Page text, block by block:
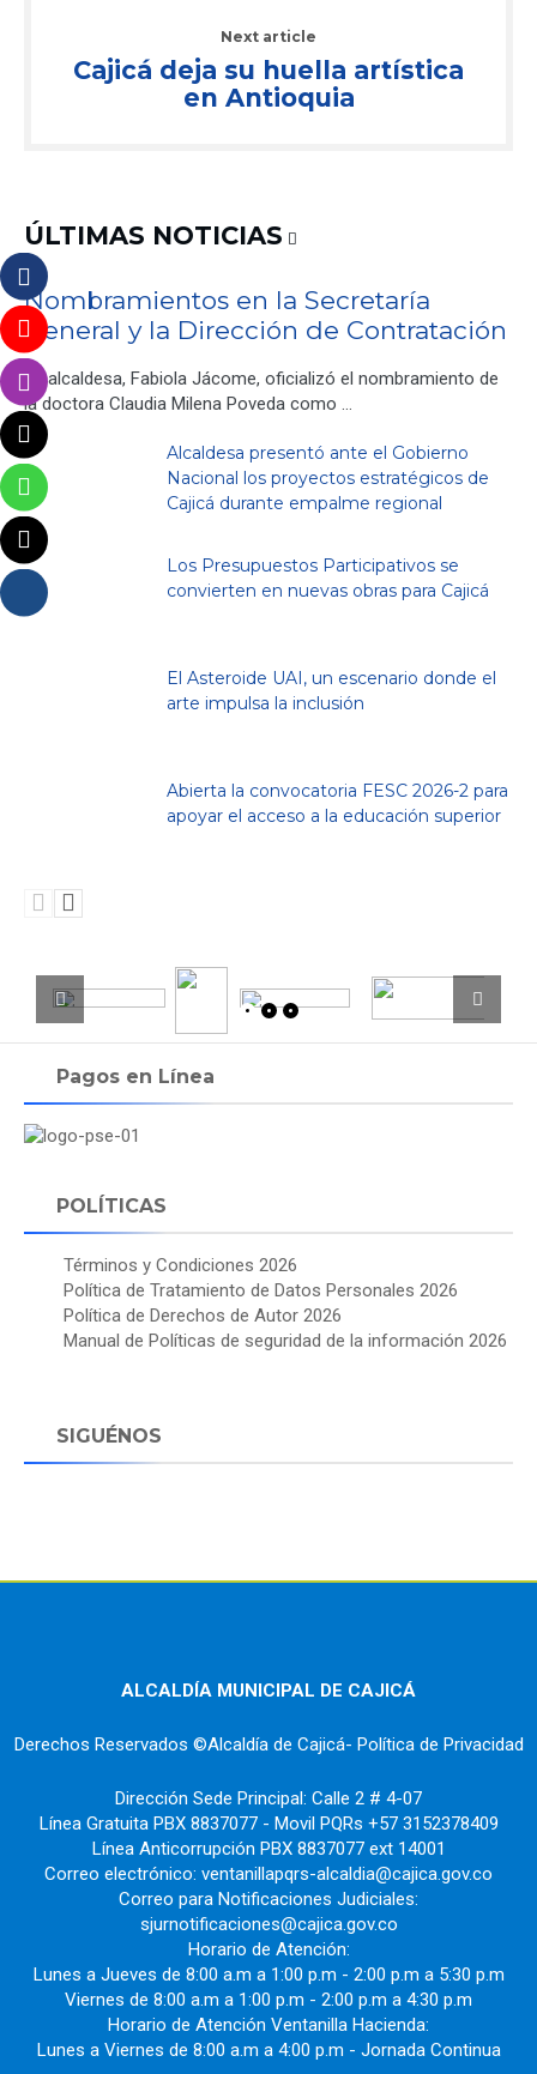
Next article
Cajicá deja su huella artística
en Antioquia
ÚLTIMAS NOTICIAS
Nombramientos en la Secretaría
General y la Dirección de Contratación
La alcaldesa, Fabiola Jácome, oficializó el nombramiento de
la doctora Claudia Milena Poveda como …
Alcaldesa presentó ante el Gobierno
Nacional los proyectos estratégicos de
Cajicá durante empalme regional
Los Presupuestos Participativos se
convierten en nuevas obras para Cajicá
El Asteroide UAI, un escenario donde el
arte impulsa la inclusión
Abierta la convocatoria FESC 2026-2 para
apoyar el acceso a la educación superior
Pagos en Línea
POLÍTICAS
Términos y Condiciones 2026
Política de Tratamiento de Datos Personales 2026
Política de Derechos de Autor 2026
Manual de Políticas de seguridad de la información 2026
SIGUÉNOS
ALCALDÍA MUNICIPAL DE CAJICÁ
Derechos Reservados ©Alcaldía de Cajicá- Política de Privacidad
Dirección Sede Principal: Calle 2 # 4-07
Línea Gratuita PBX 8837077 - Movil PQRs +57 3152378409
Línea Anticorrupción PBX 8837077 ext 14001
Correo electrónico: ventanillapqrs-alcaldia@cajica.gov.co
Correo para Notificaciones Judiciales:
sjurnotificaciones@cajica.gov.co
Horario de Atención:
Lunes a Jueves de 8:00 a.m a 1:00 p.m - 2:00 p.m a 5:30 p.m
Viernes de 8:00 a.m a 1:00 p.m - 2:00 p.m a 4:30 p.m
Horario de Atención Ventanilla Hacienda:
Lunes a Viernes de 8:00 a.m a 4:00 p.m - Jornada Continua